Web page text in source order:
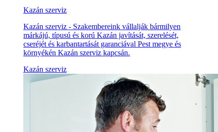
Kazán szerviz
Kazán szerviz - Szakembereink vállalják bármilyen
márkájú, típusú és korú Kazán javítását, szerelését,
cseréjét és karbantartását garanciával Pest megye és
környékén Kazán szerviz kapcsán.
Kazán szerviz